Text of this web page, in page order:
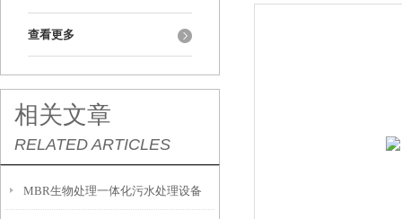
查看更多
相关文章
RELATED ARTICLES
MBR生物处理一体化污水处理设备